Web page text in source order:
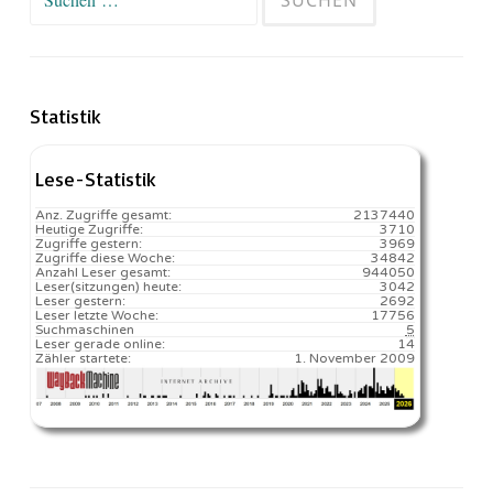
Statistik
Lese-Statistik
2137440
Anz. Zugriffe gesamt:
3710
Heutige Zugriffe:
3969
Zugriffe gestern:
34842
Zugriffe diese Woche:
944050
Anzahl Leser gesamt:
3042️
Leser(sitzungen) heute:
2692
Leser gestern:
17756️
Leser letzte Woche:
5
Suchmaschinen
14
Leser gerade online:
1. November 2009
Zähler startete: